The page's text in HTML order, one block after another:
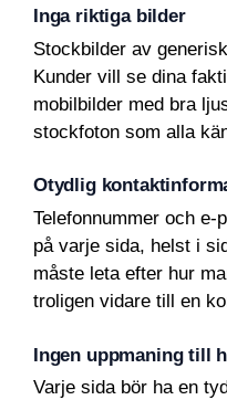
Inga riktiga bilder
Stockbilder av
Kunder vill se dina
mobilbilder med bra
stockfoton som alla
Otydlig
Telefonnummer och
på varje sida, helst i
måste leta efter hur
troligen vidare till en
Ingen uppmaning till
Varje sida bör ha en